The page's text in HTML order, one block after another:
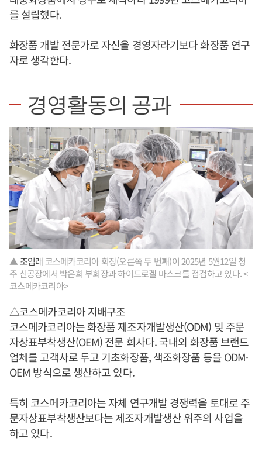
를 설립했다.
화장품 개발 전문가로 자신을 경영자라기보다 화장품 연구
자로 생각한다.
경영활동의 공과
▲조임래 코스메카코리아 회장(오른쪽 두 번째)이 2025년 5월12일 청
주 신공장에서 박은희 부회장과 하이드로겔 마스크를 점검하고 있다. <
코스메카코리아>
△코스메카코리아 지배구조
코스메카코리아는 화장품 제조자개발생산(ODM) 및 주문
자상표부착생산(OEM) 전문 회사다. 국내외 화장품 브랜드
업체를 고객사로 두고 기초화장품, 색조화장품 등을 ODM·
OEM 방식으로 생산하고 있다.
특히 코스메카코리아는 자체 연구개발 경쟁력을 토대로 주
문자상표부착생산보다는 제조자개발생산 위주의 사업을
하고 있다.